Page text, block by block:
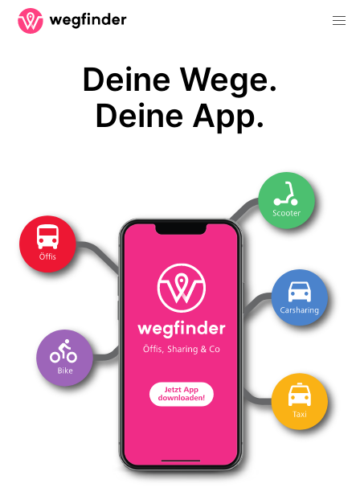
Deine Wege.
Deine App.